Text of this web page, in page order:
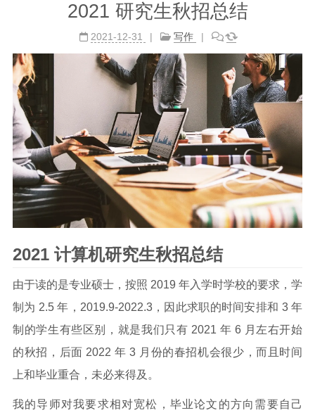
2021 研究生秋招总结
2021-12-31 写作
2021 计算机研究生秋招总结
由于读的是专业硕士，按照 2019 年入学时学校的要求，学
制为 2.5 年，2019.9-2022.3，因此求职的时间安排和 3 年
制的学生有些区别，就是我们只有 2021 年 6 月左右开始
的秋招，后面 2022 年 3 月份的春招机会很少，而且时间
上和毕业重合，未必来得及。
我的导师对我要求相对宽松，毕业论文的方向需要自己